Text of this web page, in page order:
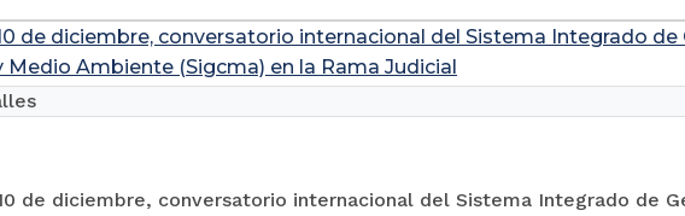
de diciembre, conversatorio internacional del Sistema Integrado
Medio Ambiente (Sigcma) en la Rama Judicial
de diciembre, conversatorio internacional del Sistema Integrado de